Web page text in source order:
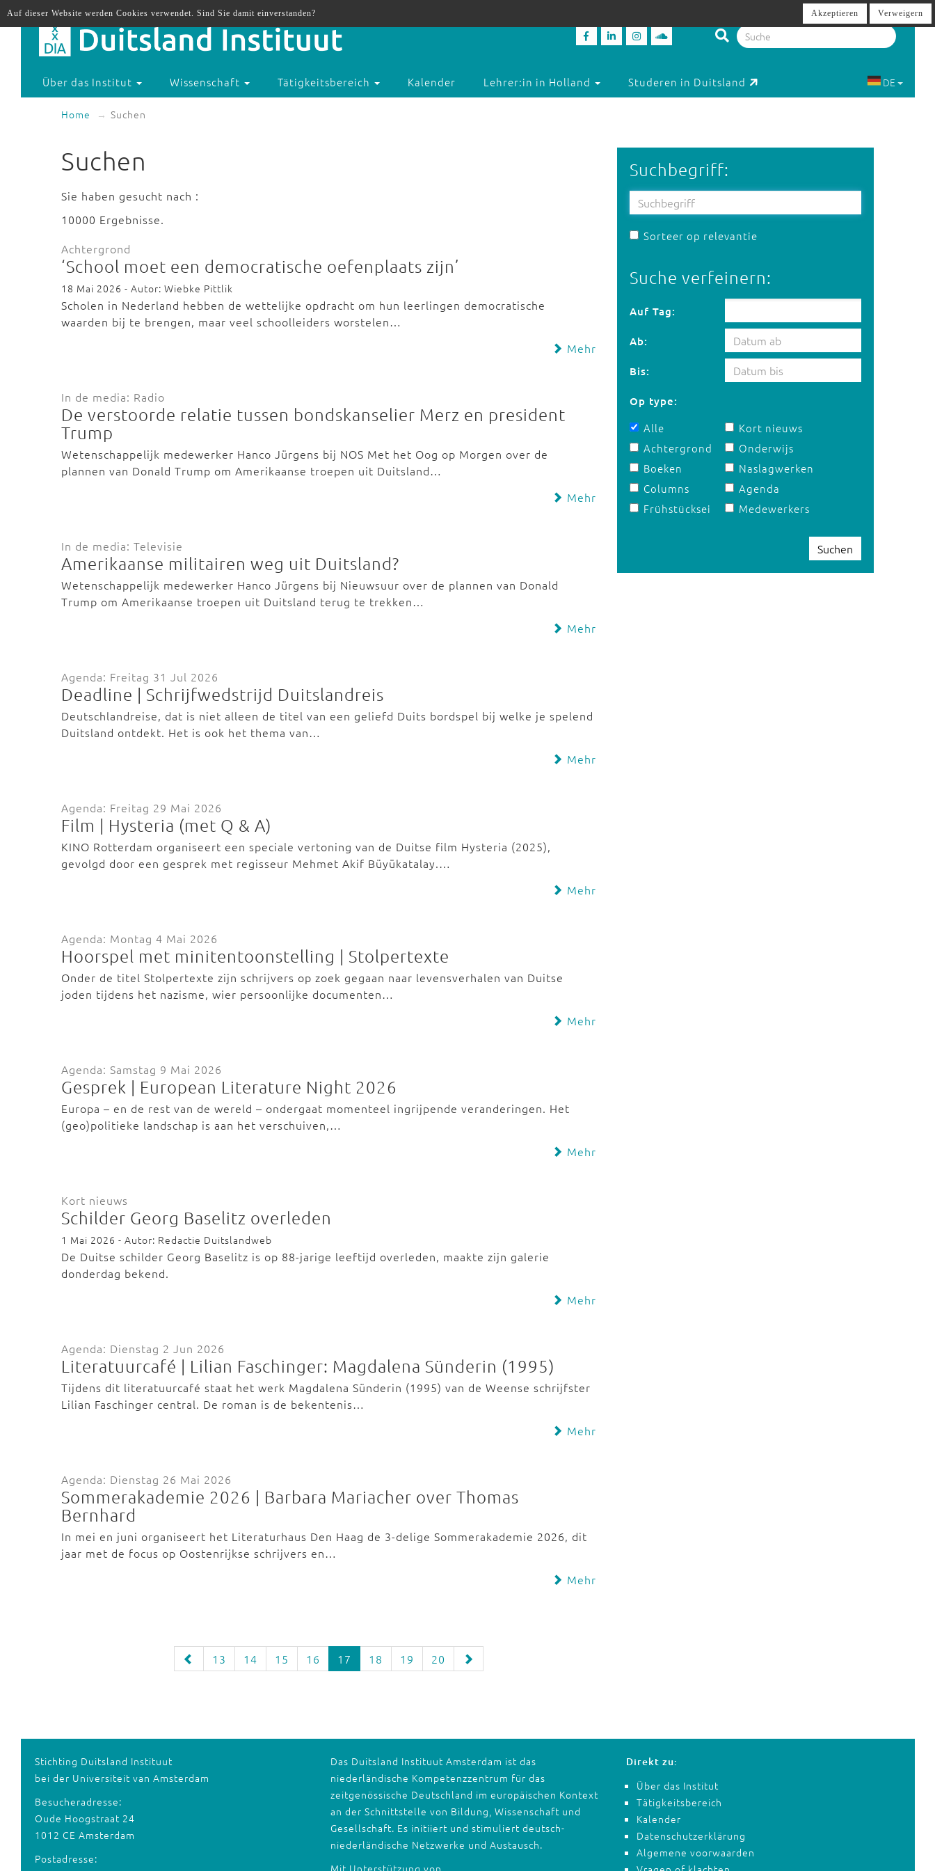
Über das Institut Wissenschaft Tätigkeitsbereich Kalender Lehrer:in in Holland Studeren in Duitsland DE
Home Suchen
Suchen
Sie haben gesucht nach :
10000 Ergebnisse.
Achtergrond
‘School moet een democratische oefenplaats zijn’
18 Mai 2026 - Autor: Wiebke Pittlik
Scholen in Nederland hebben de wettelijke opdracht om hun leerlingen democratische
waarden bij te brengen, maar veel schoolleiders worstelen…
Mehr
In de media: Radio
De verstoorde relatie tussen bondskanselier Merz en president
Trump
Wetenschappelijk medewerker Hanco Jürgens bij NOS Met het Oog op Morgen over de
plannen van Donald Trump om Amerikaanse troepen uit Duitsland…
Mehr
In de media: Televisie
Amerikaanse militairen weg uit Duitsland?
Wetenschappelijk medewerker Hanco Jürgens bij Nieuwsuur over de plannen van Donald
Trump om Amerikaanse troepen uit Duitsland terug te trekken…
Mehr
Agenda: Freitag 31 Jul 2026
Deadline | Schrijfwedstrijd Duitslandreis
Deutschlandreise, dat is niet alleen de titel van een geliefd Duits bordspel bij welke je spelend
Duitsland ontdekt. Het is ook het thema van…
Mehr
Agenda: Freitag 29 Mai 2026
Film | Hysteria (met Q & A)
KINO Rotterdam organiseert een speciale vertoning van de Duitse film Hysteria (2025),
gevolgd door een gesprek met regisseur Mehmet Akif Büyükatalay.…
Mehr
Agenda: Montag 4 Mai 2026
Hoorspel met minitentoonstelling | Stolpertexte
Onder de titel Stolpertexte zijn schrijvers op zoek gegaan naar levensverhalen van Duitse
joden tijdens het nazisme, wier persoonlijke documenten…
Mehr
Agenda: Samstag 9 Mai 2026
Gesprek | European Literature Night 2026
Europa – en de rest van de wereld – ondergaat momenteel ingrijpende veranderingen. Het
(geo)politieke landschap is aan het verschuiven,…
Mehr
Kort nieuws
Schilder Georg Baselitz overleden
1 Mai 2026 - Autor: Redactie Duitslandweb
De Duitse schilder Georg Baselitz is op 88-jarige leeftijd overleden, maakte zijn galerie
donderdag bekend.
Mehr
Agenda: Dienstag 2 Jun 2026
Literatuurcafé | Lilian Faschinger: Magdalena Sünderin (1995)
Tijdens dit literatuurcafé staat het werk Magdalena Sünderin (1995) van de Weense schrijfster
Lilian Faschinger central. De roman is de bekentenis…
Mehr
Agenda: Dienstag 26 Mai 2026
Sommerakademie 2026 | Barbara Mariacher over Thomas
Bernhard
In mei en juni organiseert het Literaturhaus Den Haag de 3-delige Sommerakademie 2026, dit
jaar met de focus op Oostenrijkse schrijvers en…
Mehr
13 14 15 16 17 18 19 20
Suchbegriff:
Sorteer op relevantie
Suche verfeinern:
Auf Tag:
Ab:
Bis:
Op type:
Alle
Achtergrond
Boeken
Columns
Frühstücksei
Kort nieuws
Onderwijs
Naslagwerken
Agenda
Medewerkers
Suchen
Stichting Duitsland Instituut
bei der Universiteit van Amsterdam
Besucheradresse:
Oude Hoogstraat 24
1012 CE Amsterdam
Postadresse:
Das Duitsland Instituut Amsterdam ist das
niederländische Kompetenzzentrum für das
zeitgenössische Deutschland im europäischen Kontext
an der Schnittstelle von Bildung, Wissenschaft und
Gesellschaft. Es initiiert und stimuliert deutsch-
niederländische Netzwerke und Austausch.
Mit Unterstützung von
Direkt zu:
Über das Institut
Tätigkeitsbereich
Kalender
Datenschutzerklärung
Algemene voorwaarden
Auf dieser Website werden Cookies verwendet. Sind Sie damit einverstanden? Akzeptieren Verweigern